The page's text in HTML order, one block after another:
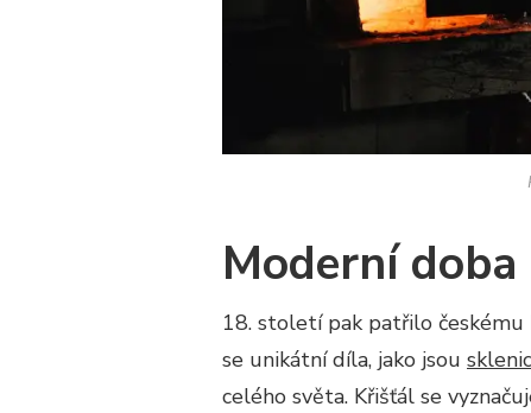
Moderní doba
18. století pak patřilo
se unikátní díla, jako jsou
celého světa. Křišťál se